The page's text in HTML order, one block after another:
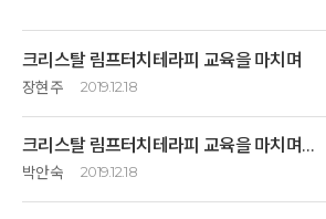
크리스탈 림프터치테라피 교육을 마치며
장현주 2019.12.18
배우고 나누면서 향지샘의 열정에 감동이었습니다.
고운 말씨에서 풍겨 나온 기품에 매력을 느꼈습니다.
크리스탈 림프터치테라피 교육을 마치며…
박안숙 2019.12.18